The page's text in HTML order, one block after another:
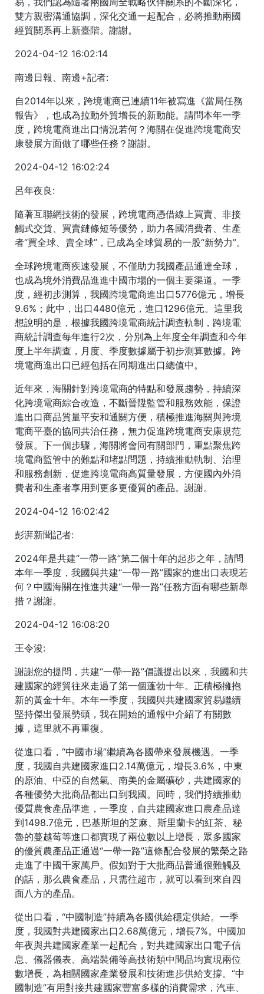
雙方親密溝通協調，深化交通一起配合，必將推動兩國
經貿關系再上新臺階。謝謝。
2024-04-12 16:02:14
南邊日報、南邊+記者:
自2014年以來，跨境電商已連續11年被寫進《當局任務
報告》，也成為拉動外貿增長的新動能。請問本年一季
度，跨境電商進出口情況若何？海關在促進跨境電商安
康發展方面做了哪些任務？謝謝。
2024-04-12 16:02:24
呂年夜良:
隨著互聯網技術的發展，跨境電商憑借線上買賣、非接
觸式交貨、買賣鏈條短等優勢，助力各國消費者、生產
者“買全球、賣全球”，已成為全球貿易的一股“新勢力”。
全球跨境電商疾速發展，不僅助力我國產品通達全球，
也成為境外消費品進進中國市場的一個主要渠道。一季
度，經初步測算，我國跨境電商進出口5776億元，增長
9.6%；此中，出口4480億元，進口1296億元。這里我
想說明的是，根據我國跨境電商統計調查軌制，跨境電
商統計調查每年進行2次，分別為上年度全年調查和今年
度上半年調查，月度、季度數據屬于初步測算數據。跨
境電商進出口已經包括在同期進出口總值中。
近年來，海關針對跨境電商的特點和發展趨勢，持續深
化跨境電商綜合改造，不斷晉陞監管和服務效能，保證
進出口商品質量平安和通關方便，積極推進海關與跨境
電商平臺的協同共治任務，無力促進跨境電商安康規范
發展。下一個步驟，海關將會同有關部門，重點聚焦跨
境電商監管中的難點和堵點問題，持續推動軌制、治理
和服務創新，促進跨境電商高質量發展，方便國內外消
費者和生產者享用到更多更優質的產品。謝謝。
2024-04-12 16:02:42
彭湃新聞記者:
2024年是共建“一帶一路”第二個十年的起步之年，請問
本年一季度，我國與共建“一帶一路”國家的進出口表現若
何？中國海關在推進共建“一帶一路”任務方面有哪些新舉
措？謝謝。
2024-04-12 16:08:20
王令浚:
謝謝您的提問，共建“一帶一路”倡議提出以來，我國和共
建國家的經貿往來走過了第一個蓬勃十年。正積極擁抱
新的黃金十年。本年一季度，我國與共建國家貿易繼續
堅持傑出發展勢頭，我在開始的通報中介紹了有關數
據，這里就不再重復。
從進口看，“中國市場”繼續為各國帶來發展機遇。一季
度，我國自共建國家進口2.14萬億元，增長3.6%，中東
的原油、中亞的自然氣、南美的金屬礦砂，共建國家的
各種優勢大批商品都出口到我國。同時，我們持續推動
優質農食產品準進，一季度，自共建國家進口農產品達
到1498.7億元，巴基斯坦的芝麻、斯里蘭卡的紅茶、秘
魯的蔓越莓等進口都實現了兩位數以上增長，眾多國家
的優質農產品正通過“一帶一路”這條配合發展的繁榮之路
走進了中國千家萬戶。假如對于大批商品普通很難觸及
的話，那么農食產品，只需往超市，就可以看到來自四
面八方的產品。
從出口看，“中國制造”持續為各國供給穩定供給。一季
度，我國對共建國家出口2.68萬億元，增長7%。中國加
年夜與共建國家產業一起配合，對共建國家出口電子信
息、儀器儀表、高端裝備等高技術類中間品均實現兩位
數增長，為相關國家產業發展和技術進步供給支撐。“中
國制造”有用對接共建國家豐富多樣的消費需求，汽車、